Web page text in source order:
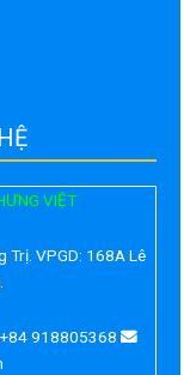
VIỆT
Trị. VPGD: 168A Lê
918805368